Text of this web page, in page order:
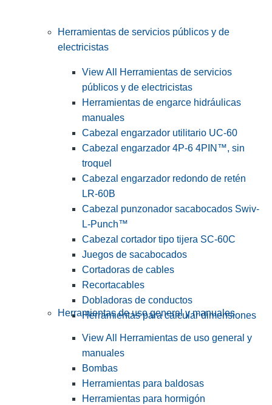
Herramientas de servicios públicos y de
electricistas
View All Herramientas de servicios
públicos y de electricistas
Herramientas de engarce hidráulicas
manuales
Cabezal engarzador utilitario UC-60
Cabezal engarzador 4P-6 4PIN™, sin
troquel
Cabezal engarzador redondo de retén
LR-60B
Cabezal punzonador sacabocados Swiv-
L-Punch™
Cabezal cortador tipo tijera SC-60C
Juegos de sacabocados
Cortadoras de cables
Recortacables
Dobladoras de conductos
Herramientas para calcular dimensiones
Herramientas de uso general y manuales
View All Herramientas de uso general y
manuales
Bombas
Herramientas para baldosas
Herramientas para hormigón